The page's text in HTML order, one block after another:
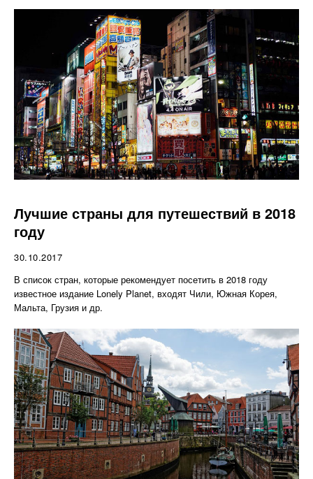
Лучшие страны для путешествий в 2018
году
30.10.2017
В список стран, которые рекомендует посетить в 2018 году
известное издание Lonely Planet, входят Чили, Южная Корея,
Мальта, Грузия и др.